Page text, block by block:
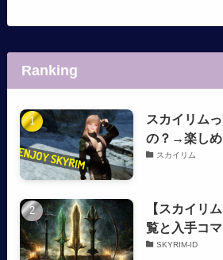
Ranking
スカイリム
の？→楽しめ
スカイリム
【スカイリ
覧と入手コ
SKYRIM-ID